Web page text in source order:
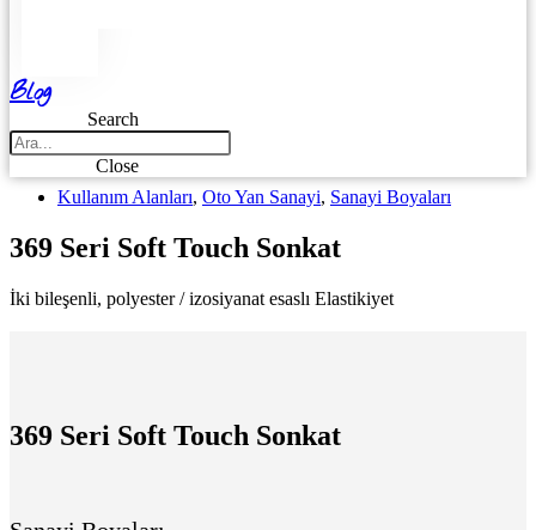
Blog
Search
Close
Kullanım Alanları, Oto Yan Sanayi, Sanayi Boyaları
369 Seri Soft Touch Sonkat
İki bileşenli, polyester / izosiyanat esaslı Elastikiyet
369 Seri Soft Touch Sonkat